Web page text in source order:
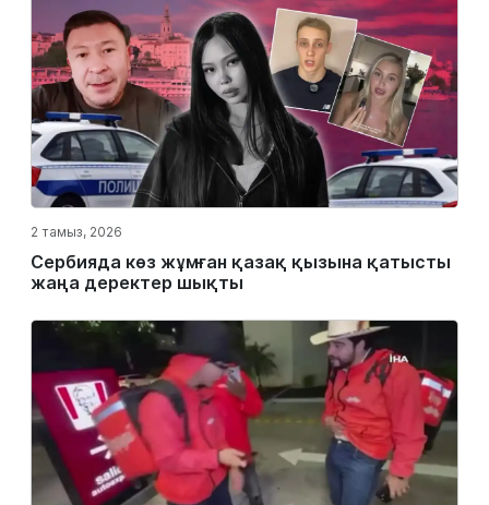
2 тамыз, 2026
Сербияда көз жұмған қазақ қызына қатысты
жаңа деректер шықты